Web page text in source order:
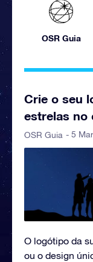
OSR Guia
Crie o seu
estrelas no
OSR Guia - 5
O logótipo da
ou o design